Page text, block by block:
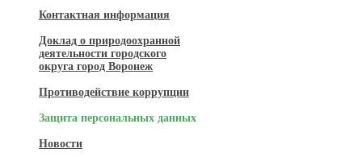
Контактная информация
Доклад о природоохранной
деятельности городского
округа город Воронеж
Противодействие коррупции
Защита персональных данных
Новости